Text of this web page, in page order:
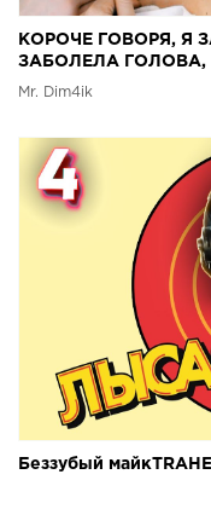
КОРОЧЕ ГОВОРЯ, Я
ЗАБОЛЕЛА
Mr. Dim4ik
Беззубый